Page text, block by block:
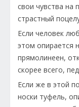
свои чувства на
страстный
Если человек
этом опирается
прямолинеен,
скорее всего,
Если же в этой
носки туфель,